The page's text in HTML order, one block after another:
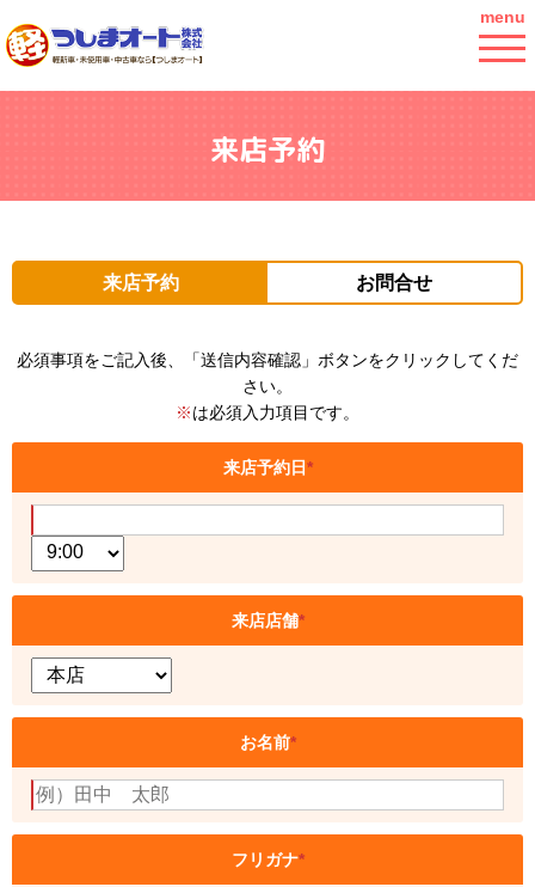
menu
来店予約
来店予約 お問合せ
必須事項をご記入後、「送信内容確認」ボタンをクリックしてくだ
さい。
※は必須入力項目です。
来店予約日*
来店店舗*
お名前*
フリガナ*